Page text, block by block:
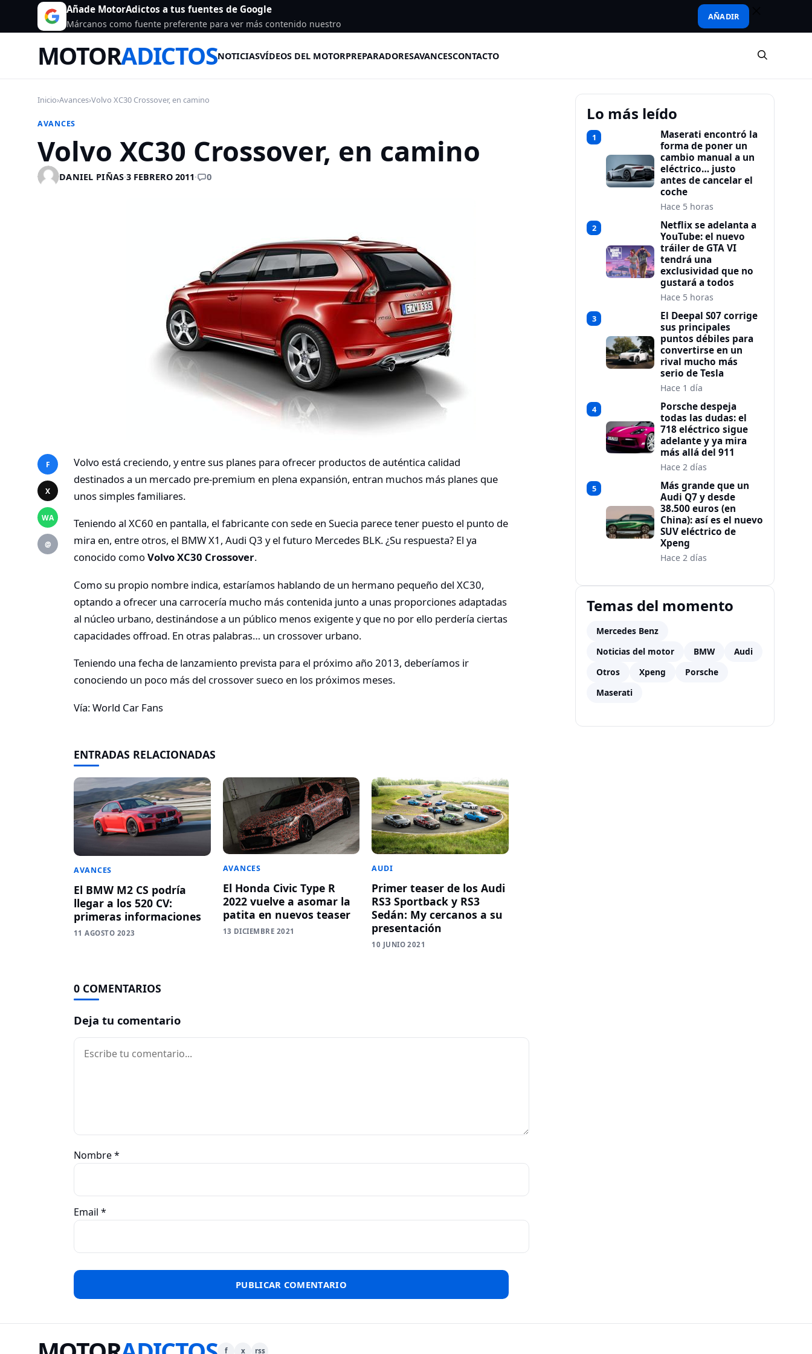
Añade MotorAdictos a tus fuentes de Google
Márcanos como fuente preferente para ver más contenido nuestro
AÑADIR
MOTORADICTOSNOTICIASVÍDEOS DEL MOTORPREPARADORESAVANCESCONTACTO
Inicio›Avances›Volvo XC30 Crossover, en camino
AVANCES
Volvo XC30 Crossover, en camino
DANIEL PIÑAS·3 FEBRERO 2011· 0
F
X
WA
@
Volvo está creciendo, y entre sus planes para ofrecer productos de auténtica calidad
destinados a un mercado pre-premium en plena expansión, entran muchos más planes que
unos simples familiares.
Teniendo al XC60 en pantalla, el fabricante con sede en Suecia parece tener puesto el punto de
mira en, entre otros, el BMW X1, Audi Q3 y el futuro Mercedes BLK. ¿Su respuesta? El ya
conocido comoVolvo XC30 Crossover.
Como su propio nombre indica, estaríamos hablando de un hermano pequeño del XC30,
optando a ofrecer una carrocería mucho más contenida junto a unas proporciones adaptadas
al núcleo urbano, destinándose a un público menos exigente y que no por ello perdería ciertas
capacidades offroad. En otras palabras… un crossover urbano.
Teniendo una fecha de lanzamiento prevista para el próximo año 2013, deberíamos ir
conociendo un poco más del crossover sueco en los próximos meses.
Vía: World Car Fans
ENTRADAS RELACIONADAS
AVANCES
El BMW M2 CS podría
llegar a los 520 CV:
primeras informaciones
11 AGOSTO 2023
AVANCES
El Honda Civic Type R
2022 vuelve a asomar la
patita en nuevos teaser
13 DICIEMBRE 2021
AUDI
Primer teaser de los Audi
RS3 Sportback y RS3
Sedán: My cercanos a su
presentación
10 JUNIO 2021
0 COMENTARIOS
Deja tu comentario
Comentario
Nombre*
Email *
Lo más leído
1
Maserati encontró la
forma de poner un
cambio manual a un
eléctrico… justo
antes de cancelar el
coche
Hace 5 horas
2
Netflix se adelanta a
YouTube: el nuevo
tráiler de GTA VI
tendrá una
exclusividad que no
gustará a todos
Hace 5 horas
3
El Deepal S07 corrige
sus principales
puntos débiles para
convertirse en un
rival mucho más
serio de Tesla
Hace 1 día
4
Porsche despeja
todas las dudas: el
718 eléctrico sigue
adelante y ya mira
más allá del 911
Hace 2 días
5
Más grande que un
Audi Q7 y desde
38.500 euros (en
China): así es el nuevo
SUV eléctrico de
Xpeng
Hace 2 días
Temas del momento
Mercedes Benz
Noticias del motor
BMW
Audi
Otros
Xpeng
Porsche
Maserati
f x rss